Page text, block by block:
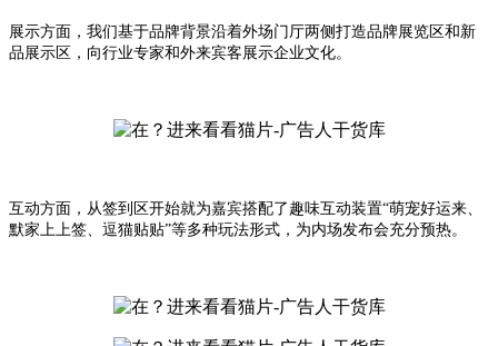
展示方面，我们基于品牌背景沿着外场门厅两侧打造品牌展览区和新
品展示区，向行业专家和外来宾客展示企业文化。
互动方面，从签到区开始就为嘉宾搭配了趣味互动装置“萌宠好运来、
默家上上签、逗猫贴贴”等多种玩法形式，为内场发布会充分预热。